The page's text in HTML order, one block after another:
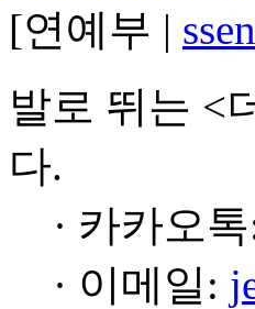
[연예부 |
발로 뛰는 <
다.
· 카카오
· 이메일: